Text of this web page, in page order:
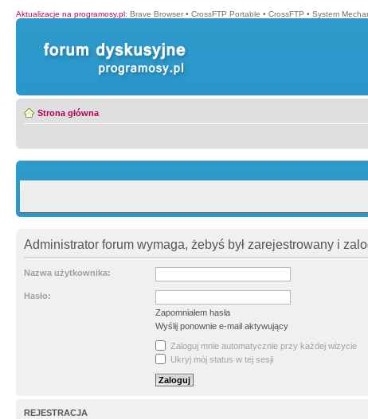
Aktualizacje na programosy.pl: Brave Browser • CrossFTP Portable • CrossFTP • System
Strona główna
Administrator forum wymaga, żebyś był zarejestrowany i
Nazwa użytkownika:
Hasło:
Zapomniałem hasła
Wyślij ponownie e-mail aktywujący
Zaloguj mnie automatycznie przy każdej wizycie
Ukryj mój status w tej sesji
REJESTRACJA